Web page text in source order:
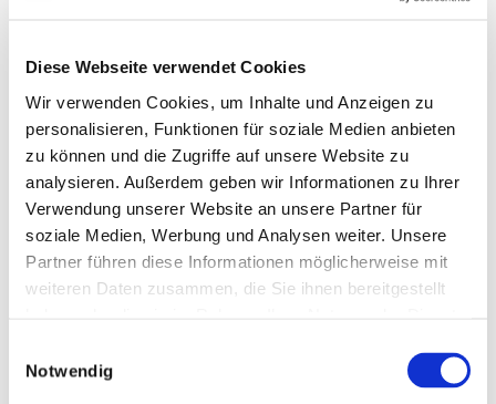
Diese Webseite verwendet Cookies
Wir verwenden Cookies, um Inhalte und Anzeigen zu
personalisieren, Funktionen für soziale Medien anbieten
zu können und die Zugriffe auf unsere Website zu
analysieren. Außerdem geben wir Informationen zu Ihrer
Verwendung unserer Website an unsere Partner für
soziale Medien, Werbung und Analysen weiter. Unsere
Partner führen diese Informationen möglicherweise mit
weiteren Daten zusammen, die Sie ihnen bereitgestellt
Notwendig